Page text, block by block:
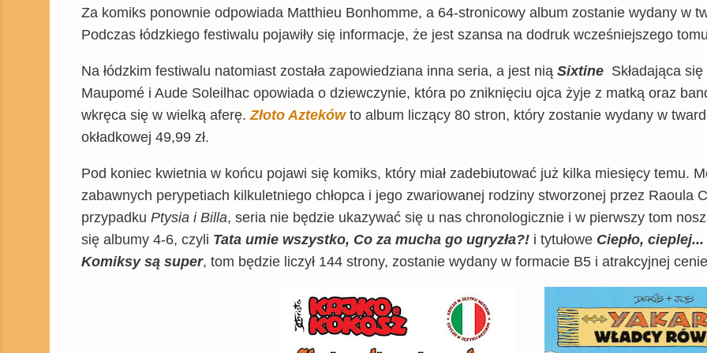
Za komiks ponownie odpowiada Matthieu Bonhomme, a 64-stronicowy album zostanie wydany w
Podczas łódzkiego festiwalu pojawiły się informacje, że jest szansa na dodruk wcześniejszego
Na łódzkim festiwalu natomiast została zapowiedziana inna seria, a jest nią Sixtine Składająca
Maupomé i Aude Soleilhac opowiada o dziewczynie, która po zniknięciu ojca żyje z matką oraz
wkręca się w wielką aferę.Złoto Aztekówto album liczący 80 stron, który zostanie wydany w
okładkowej 49,99 zł.
Pod koniec kwietnia w końcu pojawi się komiks, który miał zadebiutować już kilka miesięcy temu.
zabawnych perypetiach kilkuletniego chłopca i jego zwariowanej rodziny stworzonej przez Raoula
przypadku Ptysia i Billa, seria nie będzie ukazywać się u nas chronologicznie i w pierwszy tom
się albumy 4-6, czyli Tata umie wszystko, Co za mucha go ugryzła?! i tytułowe Ciepło,
Komiksy są super, tom będzie liczył 144 strony, zostanie wydany w formacie B5 i atrakcyjnej